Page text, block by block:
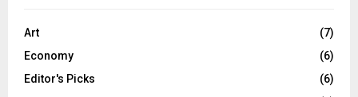
Art
(7)
Economy
(6)
Editor's Picks
(6)